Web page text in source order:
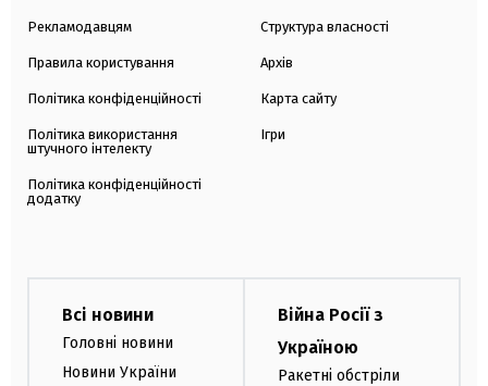
Рекламодавцям
Правила користування
Політика конфіденційності
Політика використання
штучного інтелекту
Політика конфіденційності
додатку
Структура власності
Архів
Карта сайту
Ігри
Всі новини
Головні новини
Новини України
Війна Росії з
Україною
Ракетні обстріли